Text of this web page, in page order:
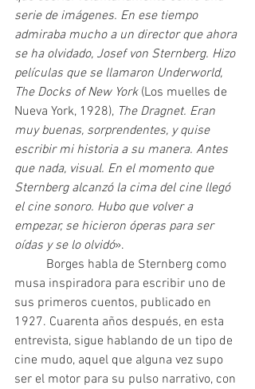
serie de imágenes. En ese tiempo
admiraba mucho a un director que ahora
se ha olvidado, Josef von Sternberg. Hizo
películas que se llamaron Underworld,
The Docks of New York (Los muelles de
Nueva York, 1928), The Dragnet. Eran
muy buenas, sorprendentes, y quise
escribir mi historia a su manera. Antes
que nada, visual. En el momento que
Sternberg alcanzó la cima del cine llegó
el cine sonoro. Hubo que volver a
empezar, se hicieron óperas para ser
oídas y se lo olvidó».
musa inspiradora para escribir uno de
sus primeros cuentos, publicado en
1927. Cuarenta años después, en esta
entrevista, sigue hablando de un tipo de
cine mudo, aquel que alguna vez supo
ser el motor para su pulso narrativo, con